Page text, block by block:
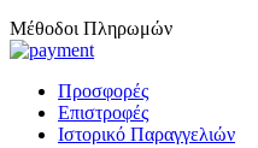
Μέθοδοι Πληρωμών
Προσφορές
Επιστροφές
Ιστορικό Παραγγελιών